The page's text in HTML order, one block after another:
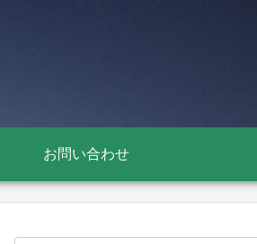
お問い合わせ